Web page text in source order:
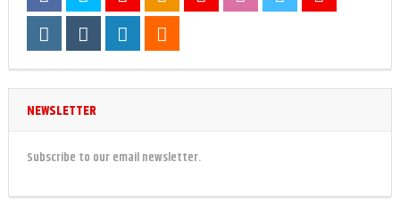
NEWSLETTER
Subscribe to our email newsletter.